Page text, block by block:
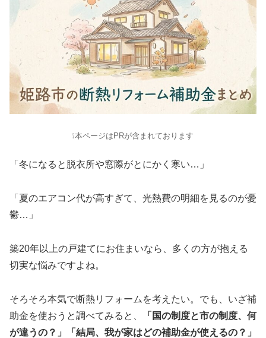
❕本ページはPRが含まれております
「冬になると脱衣所や窓際がとにかく寒い…」
「夏のエアコン代が高すぎて、光熱費の明細を見るのが憂
鬱…」
築20年以上の戸建てにお住まいなら、多くの方が抱える
切実な悩みですよね。
そろそろ本気で断熱リフォームを考えたい。でも、いざ補
助金を使おうと調べてみると、
「国の制度と市の制度、何
が違うの？」「結局、我が家はどの補助金が使えるの？」